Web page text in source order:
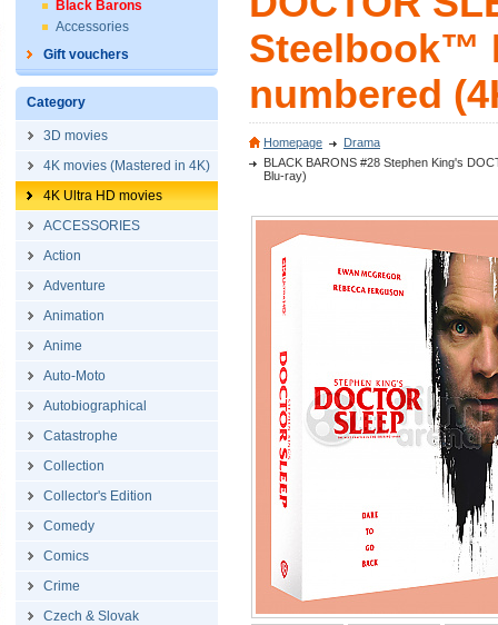
Black Barons
Accessories
Gift vouchers
Category
3D movies
4K movies (Mastered in 4K)
4K Ultra HD movies
ACCESSORIES
Action
Adventure
Animation
Anime
Auto-Moto
Autobiographical
Catastrophe
Collection
Collector's Edition
Comedy
Comics
Crime
Czech & Slovak
Steelbook™
numbered
Homepage
Drama
BLACK BARONS #28 Stephen King's
Blu-ray)